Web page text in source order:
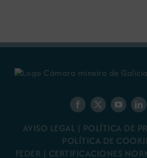
AVISO LEGAL | POLÍTICA DE
POLÍTICA DE
FEDER | CERTIFICACIONES